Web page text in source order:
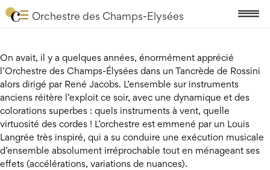
Orchestre des Champs-Elysées
On avait, il y a quelques années, énormément apprécié
l’Orchestre des Champs-Élysées dans un Tancrède de Rossini
alors dirigé par René Jacobs. L’ensemble sur instruments
anciens réitère l’exploit ce soir, avec une dynamique et des
colorations superbes : quels instruments à vent, quelle
virtuosité des cordes ! L’orchestre est emmené par un Louis
Langrée très inspiré, qui a su conduire une exécution musicale
d’ensemble absolument irréprochable tout en ménageant ses
effets (accélérations, variations de nuances).